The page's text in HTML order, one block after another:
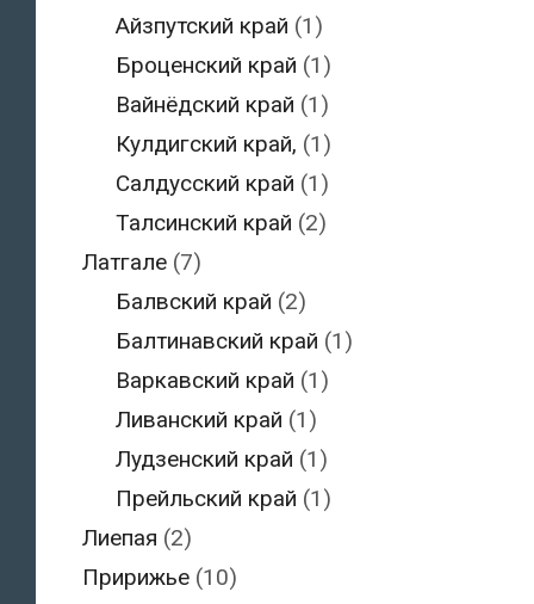
Айзпутский край (1)
Броценский край (1)
Вайнёдский край (1)
Кулдигский край, (1)
Салдусский край (1)
Талсинский край (2)
Латгале(7)
Балвский край (2)
Балтинавский край (1)
Варкавский край (1)
Ливанский край (1)
Лудзенский край (1)
Прейльский край (1)
Лиепая (2)
Пририжье(10)